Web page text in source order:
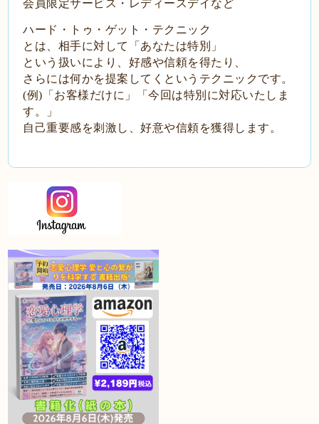
ハード・トゥ・ゲット・テクニック
とは、相手に対して「あなたは特別」
という扱いにより、好感や信頼を得たり、
さらには何かを提案してくというテクニックです。
(例) 「お客様だけに」「今回は特別に対応いたしま
す。」
自己重要感を刺激し、好意や信頼を獲得します。